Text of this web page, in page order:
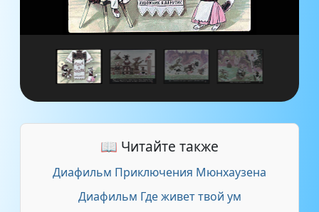
📖 Читайте также
Диафильм Приключения Мюнхаузена
Диафильм Где живет твой ум